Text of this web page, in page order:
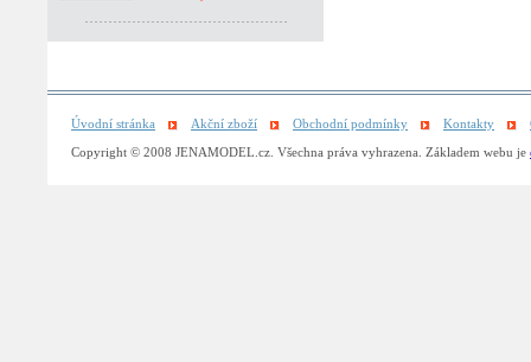
Úvodní stránka Akční zboží Obchodní podmínky Kontakty
Copyright © 2008 JENAMODEL.cz. Všechna práva vyhrazena. Základem webu je